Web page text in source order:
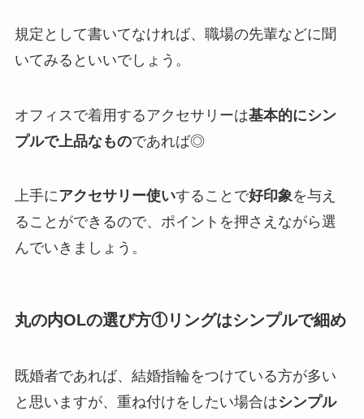
規定として書いてなければ、職場の先輩などに聞
いてみるといいでしょう。
オフィスで着用するアクセサリーは基本的にシン
プルで上品なものであれば◎
上手にアクセサリー使いすることで好印象を与え
ることができるので、ポイントを押さえながら選
んでいきましょう。
丸の内OLの選び方①リングはシンプルで細め
既婚者であれば、結婚指輪をつけている方が多い
と思いますが、重ね付けをしたい場合はシンプル